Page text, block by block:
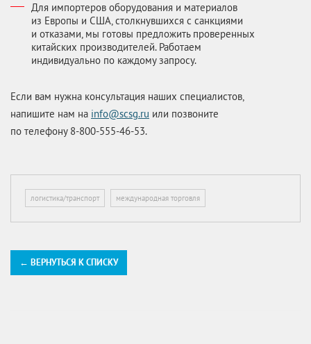
Для импортеров оборудования и материалов
из Европы и США, столкнувшихся с санкциями
и отказами, мы готовы предложить проверенных
китайских производителей. Работаем
индивидуально по каждому запросу.
Если вам нужна консультация наших специалистов,
напишите нам на info@scsg.ru или позвоните
по телефону 8-800-555-46-53.
логистика/транспорт международная торговля
← ВЕРНУТЬСЯ К СПИСКУ